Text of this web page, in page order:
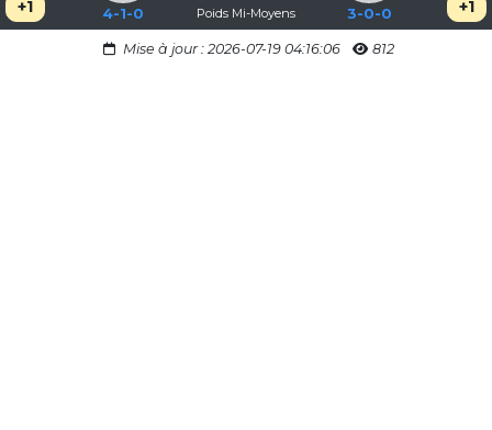
4-1-0 3-0-0
+1 +1
Poids Mi-Moyens
Mise à jour : 2026-07-19 04:16:06 812